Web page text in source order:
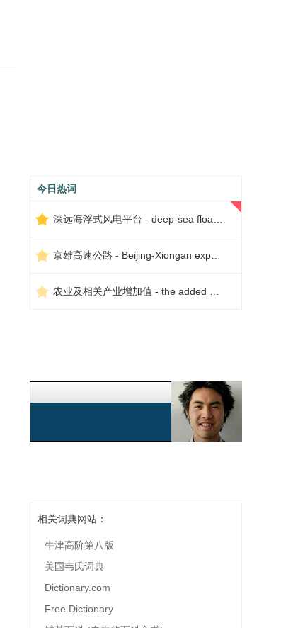
今日热词
相关词典网站：
牛津高阶第八版
美国韦氏词典
Dictionary.com
Free Dictionary